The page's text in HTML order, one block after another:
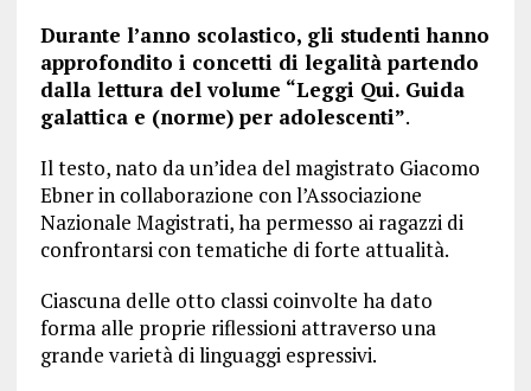
Durante l’anno scolastico, gli studenti hanno
approfondito i concetti di legalità partendo
dalla lettura del volume “Leggi Qui. Guida
galattica e (norme) per adolescenti”.
Il testo, nato da un’idea del magistrato Giacomo
Ebner in collaborazione con l’Associazione
Nazionale Magistrati, ha permesso ai ragazzi di
confrontarsi con tematiche di forte attualità.
Ciascuna delle otto classi coinvolte ha dato
forma alle proprie riflessioni attraverso una
grande varietà di linguaggi espressivi.